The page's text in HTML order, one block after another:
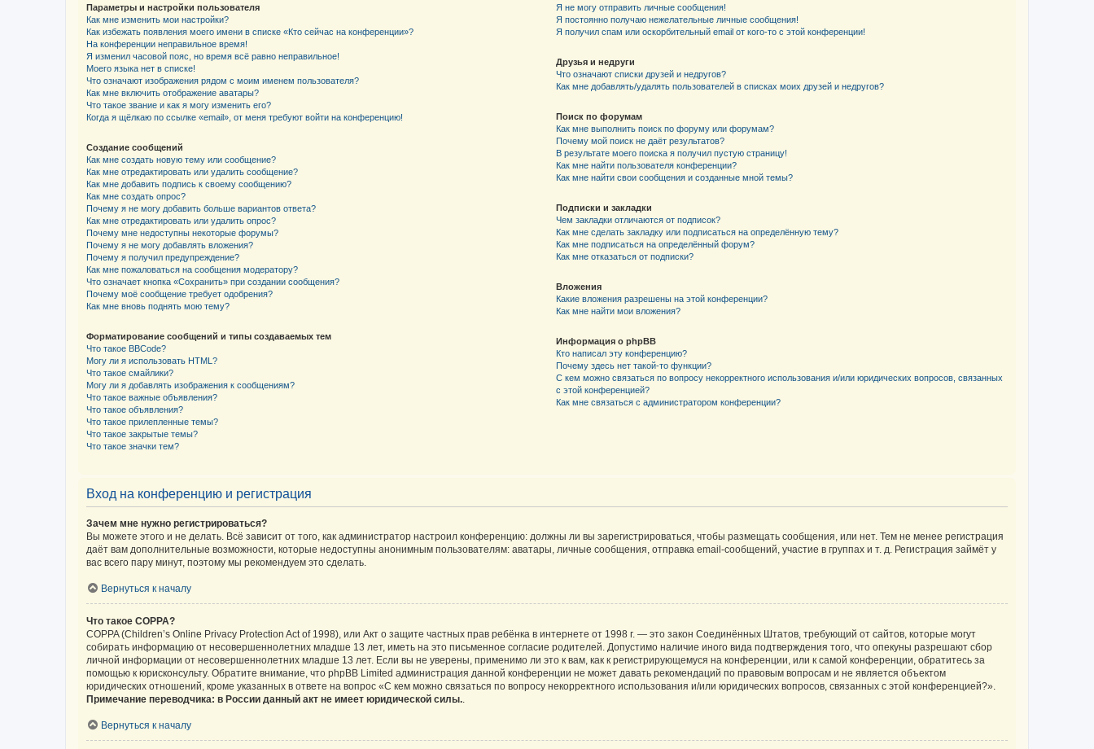
Параметры и настройки пользователя
Как мне изменить мои настройки?
Как избежать появления моего имени в списке «Кто сейчас на конференции»?
На конференции неправильное время!
Я изменил часовой пояс, но время всё равно неправильное!
Моего языка нет в списке!
Что означают изображения рядом с моим именем пользователя?
Как мне включить отображение аватары?
Что такое звание и как я могу изменить его?
Когда я щёлкаю по ссылке «email», от меня требуют войти на конференцию!
Создание сообщений
Как мне создать новую тему или сообщение?
Как мне отредактировать или удалить сообщение?
Как мне добавить подпись к своему сообщению?
Как мне создать опрос?
Почему я не могу добавить больше вариантов ответа?
Как мне отредактировать или удалить опрос?
Почему мне недоступны некоторые форумы?
Почему я не могу добавлять вложения?
Почему я получил предупреждение?
Как мне пожаловаться на сообщения модератору?
Что означает кнопка «Сохранить» при создании сообщения?
Почему моё сообщение требует одобрения?
Как мне вновь поднять мою тему?
Форматирование сообщений и типы создаваемых тем
Что такое BBCode?
Могу ли я использовать HTML?
Что такое смайлики?
Могу ли я добавлять изображения к сообщениям?
Что такое важные объявления?
Что такое объявления?
Что такое прилепленные темы?
Что такое закрытые темы?
Что такое значки тем?
Я не могу отправить личные сообщения!
Я постоянно получаю нежелательные личные сообщения!
Я получил спам или оскорбительный email от кого-то с этой конференции!
Друзья и недруги
Что означают списки друзей и недругов?
Как мне добавлять/удалять пользователей в списках моих друзей и недругов?
Поиск по форумам
Как мне выполнить поиск по форуму или форумам?
Почему мой поиск не даёт результатов?
В результате моего поиска я получил пустую страницу!
Как мне найти пользователя конференции?
Как мне найти свои сообщения и созданные мной темы?
Подписки и закладки
Чем закладки отличаются от подписок?
Как мне сделать закладку или подписаться на определённую тему?
Как мне подписаться на определённый форум?
Как мне отказаться от подписки?
Вложения
Какие вложения разрешены на этой конференции?
Как мне найти мои вложения?
Информация о phpBB
Кто написал эту конференцию?
Почему здесь нет такой-то функции?
С кем можно связаться по вопросу некорректного использования и/или юридических вопросов, связанных
с этой конференцией?
Как мне связаться с администратором конференции?
Вход на конференцию и регистрация
Зачем мне нужно регистрироваться?
Вы можете этого и не делать. Всё зависит от того, как администратор настроил конференцию: должны ли вы зарегистрироваться, чтобы размещать сообщения, или нет. Тем не менее регистрация
даёт вам дополнительные возможности, которые недоступны анонимным пользователям: аватары, личные сообщения, отправка email-сообщений, участие в группах и т. д. Регистрация займёт у
вас всего пару минут, поэтому мы рекомендуем это сделать.
Вернуться к началу
Что такое COPPA?
COPPA (Children’s Online Privacy Protection Act of 1998), или Акт о защите частных прав ребёнка в интернете от 1998 г. — это закон Соединённых Штатов, требующий от сайтов, которые могут
собирать информацию от несовершеннолетних младше 13 лет, иметь на это письменное согласие родителей. Допустимо наличие иного вида подтверждения того, что опекуны разрешают сбор
личной информации от несовершеннолетних младше 13 лет. Если вы не уверены, применимо ли это к вам, как к регистрирующемуся на конференции, или к самой конференции, обратитесь за
помощью к юрисконсульту. Обратите внимание, что phpBB Limited администрация данной конференции не может давать рекомендаций по правовым вопросам и не является объектом
юридических отношений, кроме указанных в ответе на вопрос «С кем можно связаться по вопросу некорректного использования и/или юридических вопросов, связанных с этой конференцией?».
Примечание переводчика: в России данный акт не имеет юридической силы..
Вернуться к началу